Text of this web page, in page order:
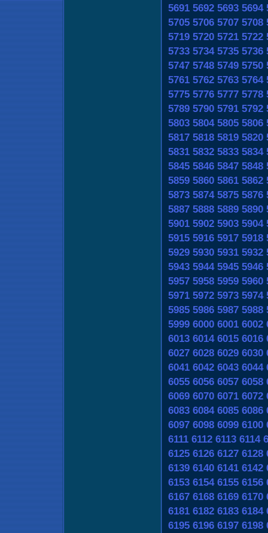
5691 5692 5693 5694
5705 5706 5707 5708
5719 5720 5721 5722
5733 5734 5735 5736
5747 5748 5749 5750
5761 5762 5763 5764
5775 5776 5777 5778
5789 5790 5791 5792
5803 5804 5805 5806
5817 5818 5819 5820
5831 5832 5833 5834
5845 5846 5847 5848
5859 5860 5861 5862
5873 5874 5875 5876
5887 5888 5889 5890
5901 5902 5903 5904
5915 5916 5917 5918
5929 5930 5931 5932
5943 5944 5945 5946
5957 5958 5959 5960
5971 5972 5973 5974
5985 5986 5987 5988
5999 6000 6001 6002
6013 6014 6015 6016
6027 6028 6029 6030
6041 6042 6043 6044
6055 6056 6057 6058
6069 6070 6071 6072
6083 6084 6085 6086
6097 6098 6099 6100
6111 6112 6113 6114
6125 6126 6127 6128
6139 6140 6141 6142
6153 6154 6155 6156
6167 6168 6169 6170
6181 6182 6183 6184
6195 6196 6197 6198